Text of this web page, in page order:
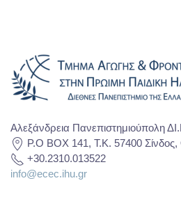
Αλεξάνδρεια Πανεπιστημιούπολη
P.O BOX 141, T.K. 57400
+30.2310.013522
info@ecec.ihu.gr